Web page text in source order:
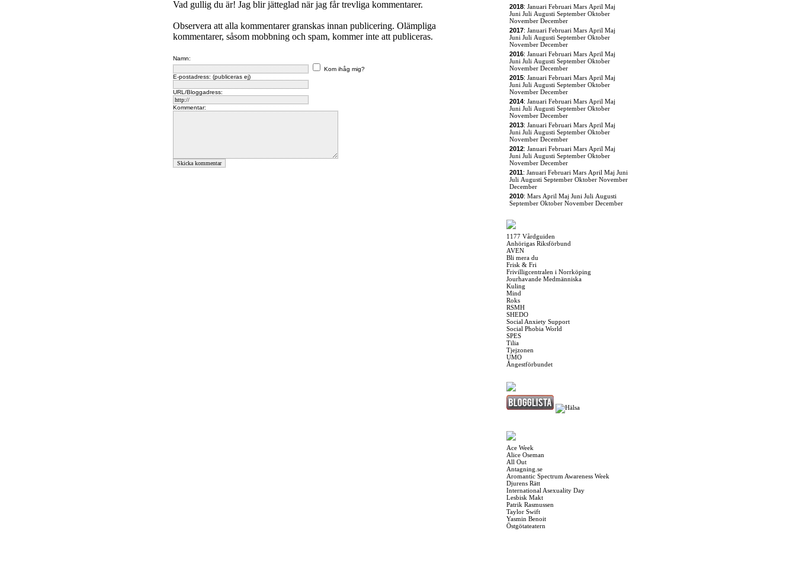
Vad gullig du är! Jag blir jätteglad när jag får trevliga kommentarer.
Observera att alla kommentarer granskas innan publicering. Olämpliga
kommentarer, såsom mobbning och spam, kommer inte att publiceras.
Namn:
Kom ihåg mig?
E-postadress: (publiceras ej)
URL/Bloggadress:
Kommentar:
2018: Januari Februari Mars April Maj
Juni Juli Augusti September Oktober
November December
2017: Januari Februari Mars April Maj
Juni Juli Augusti September Oktober
November December
2016: Januari Februari Mars April Maj
Juni Juli Augusti September Oktober
November December
2015: Januari Februari Mars April Maj
Juni Juli Augusti September Oktober
November December
2014: Januari Februari Mars April Maj
Juni Juli Augusti September Oktober
November December
2013: Januari Februari Mars April Maj
Juni Juli Augusti September Oktober
November December
2012: Januari Februari Mars April Maj
Juni Juli Augusti September Oktober
November December
2011: Januari Februari Mars April Maj Juni
Juli Augusti September Oktober November
December
2010: Mars April Maj Juni Juli Augusti
September Oktober November December
1177 Vårdguiden
Anhörigas Riksförbund
AVEN
Bli mera du
Frisk & Fri
Frivilligcentralen i Norrköping
Jourhavande Medmänniska
Kuling
Mind
Roks
RSMH
SHEDO
Social Anxiety Support
Social Phobia World
SPES
Tilia
Tjejzonen
UMO
Ångestförbundet
Ace Week
Alice Oseman
All Out
Antagning.se
Aromantic Spectrum Awareness Week
Djurens Rätt
International Asexuality Day
Lesbisk Makt
Patrik Rasmussen
Taylor Swift
Yasmin Benoit
Östgötateatern